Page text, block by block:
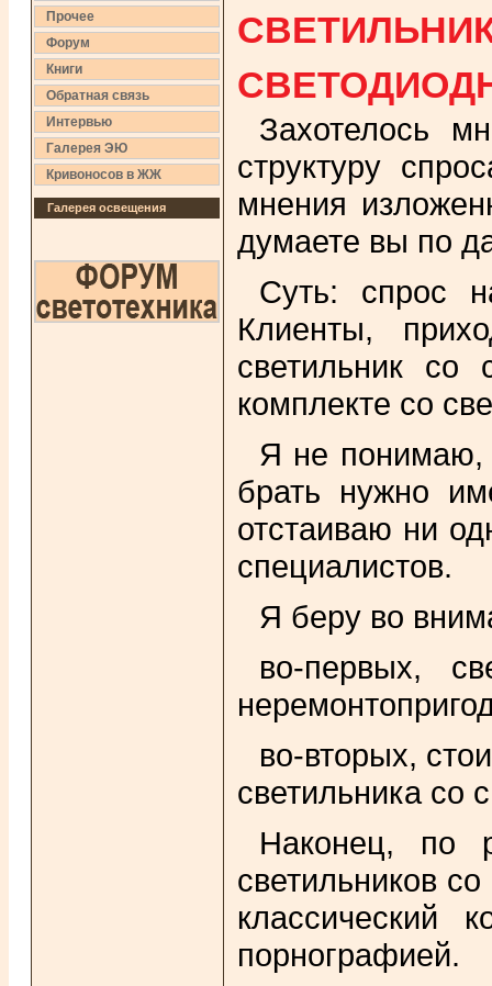
Прочее
Форум
Книги
Обратная связь
Интервью
Галерея ЭЮ
Кривоносов в ЖЖ
Галерея освещения
Захотелось
структуру
мнения
думаете вы по
Суть: спрос
Клиенты,
светильник со
комплекте со
Я не понимаю,
брать нужно
отстаиваю ни
специалистов.
Я беру во
во-первых,
во-вторых,
светильника со
Наконец, по
светильников
классический
порнографией.